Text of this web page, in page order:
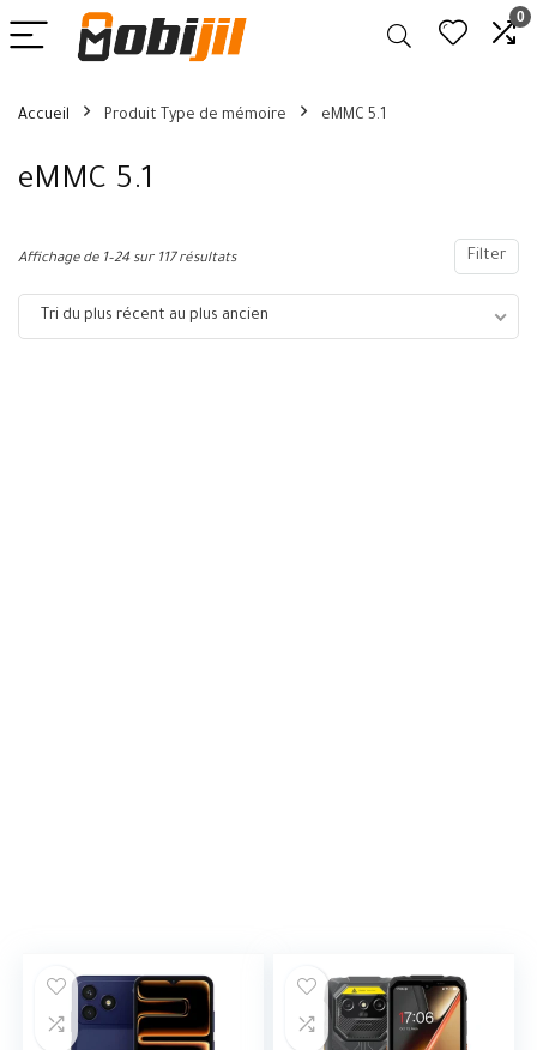
0
Accueil Produit Type de mémoire eMMC 5.1
eMMC 5.1
Filter
Affichage de 1–24 sur 117 résultats
Tri du plus récent au plus ancien